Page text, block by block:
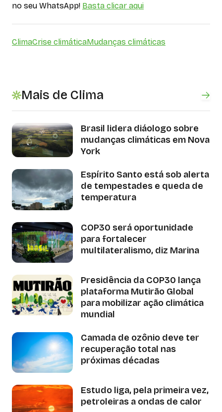
no seu WhatsApp! Basta clicar aqui
ClimaCrise climáticaMudanças climáticas
Mais de Clima
Brasil lidera diáologo sobre
mudanças climáticas em Nova
York
Espírito Santo está sob alerta
de tempestades e queda de
temperatura
COP30 será oportunidade
para fortalecer
multilateralismo, diz Marina
Presidência da COP30 lança
plataforma Mutirão Global
para mobilizar ação climática
mundial
Camada de ozônio deve ter
recuperação total nas
próximas décadas
Estudo liga, pela primeira vez,
petroleiras a ondas de calor